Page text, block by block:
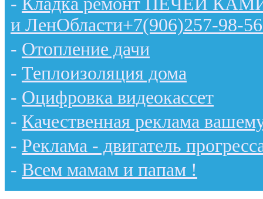
и ЛенОбласти+7(906)257-98-
- Отопление дачи
- Теплоизоляция дома
- Оцифровка видеокассет
- Качественная реклама
- Реклама - двигатель
- Всем мамам и папам !